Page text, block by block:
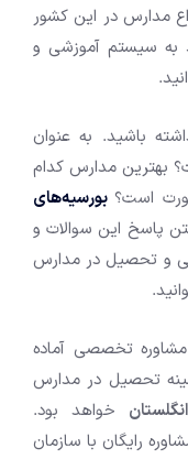
مدارس در این کشور
به سیستم آموزشی و
باشید. به عنوان
بهترین مدارس کدام
است؟ بورسیه‌های
پاسخ این سوالات و
و تحصیل در مدارس
تخصصی آماده
تحصیل در مدارس
خواهد بود.
رایگان با سازمان